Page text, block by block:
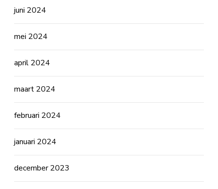
juni 2024
mei 2024
april 2024
maart 2024
februari 2024
januari 2024
december 2023